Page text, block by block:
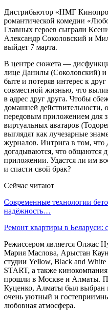
Дистрибьютор «НМГ
романтической комедии
Главных героев сыграли
Александр Соколовский и
выйдет 7 марта.
В центре сюжета —
лице Данилы (Соколовский) и
быте и потеряв интерес к
совместной жизнью, что
в адрес друг друга. Чтобы
домашней действительности,
передовым приложением для
виртуальных аватаров
выглядят как лучезарные
журналов. Интрига в том, что
догадываются, что общаются
приложении. Удастся ли им
и спасти свой брак?
Сейчас читают
Современные технологии
надёжность…
Ремонт квартиры в Беларуси:
Режиссером является Олжас
Мария Маслова, Арыстан
студии Yellow, Black and
START, а также
прошли в Москве и Алматы.
Куценко, Алматы был выбран
очень уютный и
любовная атмосфера.